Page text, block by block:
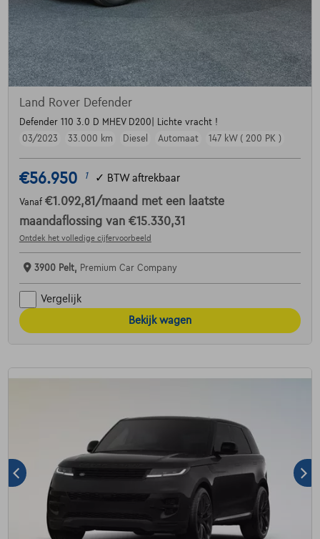
Land Rover Defender
Defender 110 3.0 D MHEV D200| Lichte vracht !
03/2023
33.000 km Diesel Automaat 147 kW ( 200 PK )
€56.950 1 ✓ BTW aftrekbaar
Vanaf €1.092,81 /maand met een laatste
maandaflossing van €15.330,31
Ontdek het volledige cijfervoorbeeld
3900 Pelt, Premium Car Company
Vergelijk
Bekijk wagen